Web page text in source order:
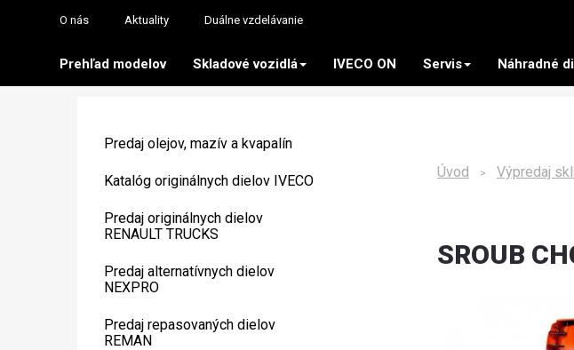
O nás Aktuality Duálne vzdelávanie
Prehľad modelov Skladové vozidlá IVECO ON Servis Náhradné
Predaj olejov, mazív a kvapalín
Katalóg originálnych dielov IVECO
Predaj originálnych dielov
RENAULT TRUCKS
Predaj alternatívnych dielov
NEXPRO
Predaj repasovaných dielov
REMAN
Úvod > Výpredaj
SROUB